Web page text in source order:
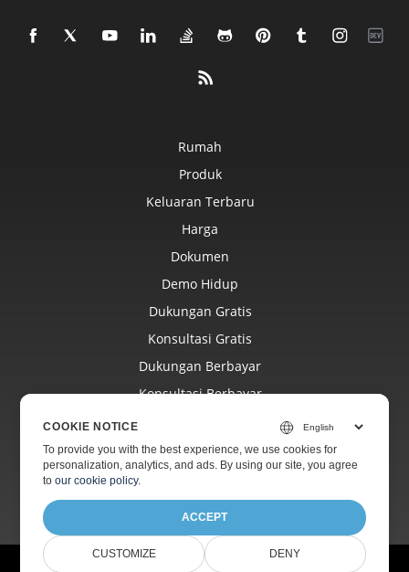
Rumah
Produk
Keluaran Terbaru
Harga
Dokumen
Demo Hidup
Dukungan Gratis
Konsultasi Gratis
Dukungan Berbayar
Konsultasi Berbayar
Situs Web
© Aspose Pty Ltd 2001-2026. Seluruh hak cipta.
COOKIE NOTICE
To provide you with the best experience, we use cookies for
personalization, analytics, and ads. By using our site, you agree
toour cookie policy.
ACCEPT
CUSTOMIZE DENY